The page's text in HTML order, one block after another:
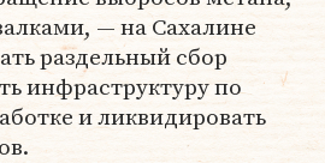
— на Сахалине
раздельный сбор
инфраструктуру по
и ликвидировать